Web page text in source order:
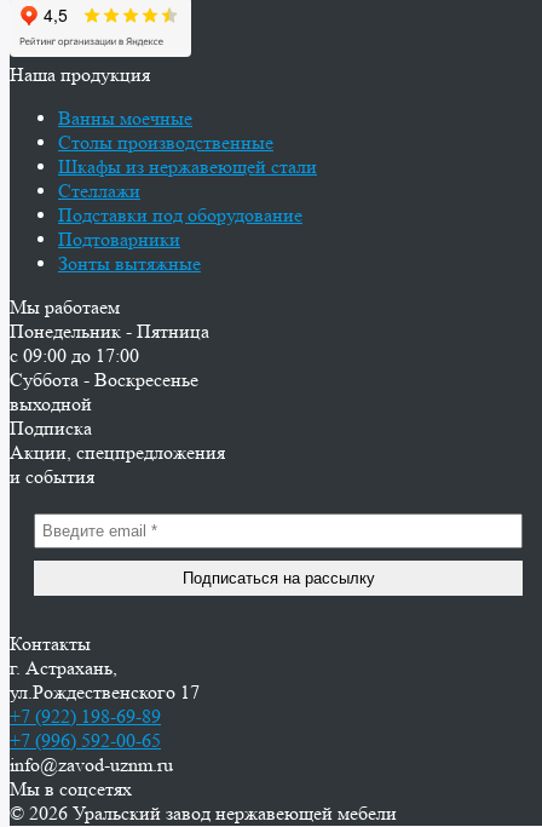
Наша продукция
Ванны моечные
Столы производственные
Шкафы из нержавеющей стали
Стеллажи
Подставки под оборудование
Подтоварники
Зонты вытяжные
Мы работаем
Понедельник - Пятница
с 09:00 до 17:00
Суббота - Воскресенье
выходной
Подписка
Акции, спецпредложения
и события
Контакты
г. Астрахань,
ул.Рождественского 17
+7 (922) 198-69-89
+7 (996) 592-00-65
info@zavod-uznm.ru
Мы в соцсетях
© 2026 Уральский завод нержавеющей мебели